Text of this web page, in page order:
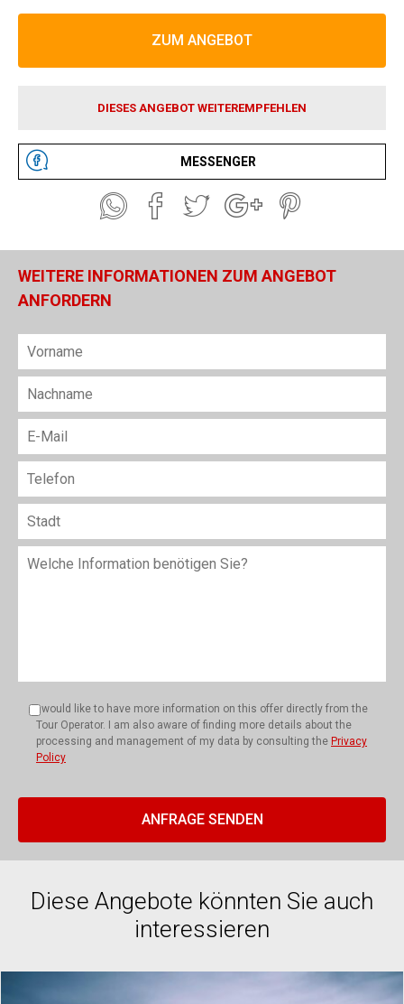
ZUM ANGEBOT
DIESES ANGEBOT WEITEREMPFEHLEN
MESSENGER
WEITERE INFORMATIONEN ZUM ANGEBOT
ANFORDERN
I would like to have more information on this offer directly from the
Tour Operator. I am also aware of finding more details about the
processing and management of my data by consulting the Privacy
Policy
Diese Angebote könnten Sie auch
interessieren